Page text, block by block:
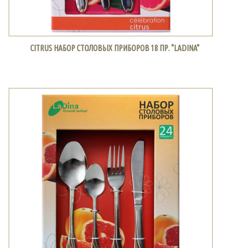
CITRUS НАБОР СТОЛОВЫХ ПРИБОРОВ 18 ПР. "LADINA"